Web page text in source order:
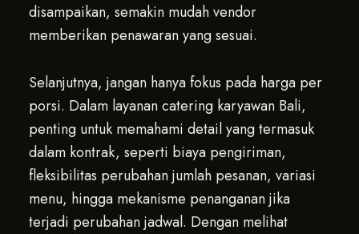
disampaikan, semakin mudah vendor
memberikan penawaran yang sesuai.
Selanjutnya, jangan hanya fokus pada harga per
porsi. Dalam layanan catering karyawan Bali,
penting untuk memahami detail yang termasuk
dalam kontrak, seperti biaya pengiriman,
fleksibilitas perubahan jumlah pesanan, variasi
menu, hingga mekanisme penanganan jika
terjadi perubahan jadwal. Dengan melihat